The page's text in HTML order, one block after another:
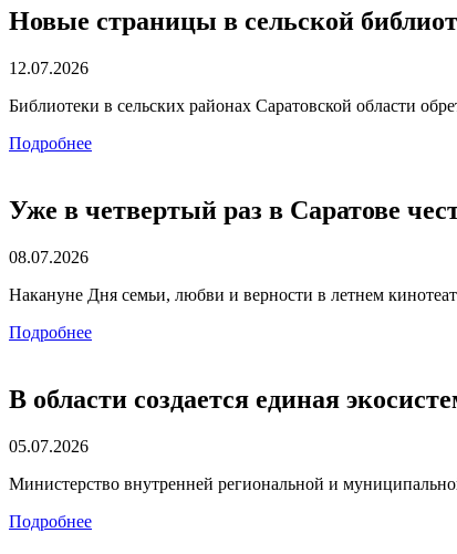
Новые страницы в сельской
12.07.2026
Библиотеки в сельских районах Саратовской области
Подробнее
Уже в четвертый раз в Саратове
08.07.2026
Накануне Дня семьи, любви и верности в летнем
Подробнее
В области создается единая
05.07.2026
Министерство внутренней региональной и
Подробнее